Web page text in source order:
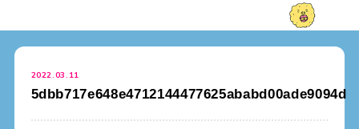
2022.03.11
5dbb717e648e4712144477625ababd00ade9094d